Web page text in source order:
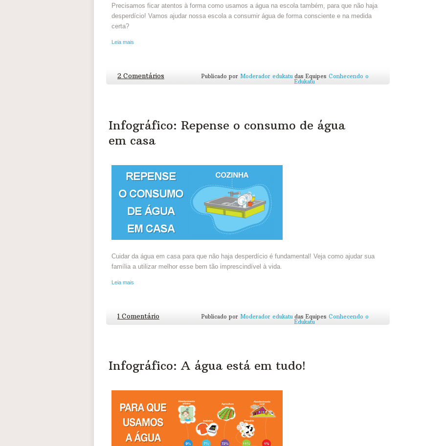
Precisamos ficar atentos à forma como usamos a água na escola também, para que não haja
desperdício! Vamos ajudar nossa escola a consumir água de forma consciente e na medida
certa?
Leia mais
2 Comentários Publicado por Moderador edukatu das Equipes Conhecendo o
Edukatu
Infográfico: Repense o consumo de água
em casa
Cuidar da água em casa para que não haja desperdício é fundamental! Veja como ajudar sua
família a utilizar melhor esse bem tão imprescindível à vida.
Leia mais
1 Comentário Publicado por Moderador edukatu das Equipes Conhecendo o
Edukatu
Infográfico: A água está em tudo!